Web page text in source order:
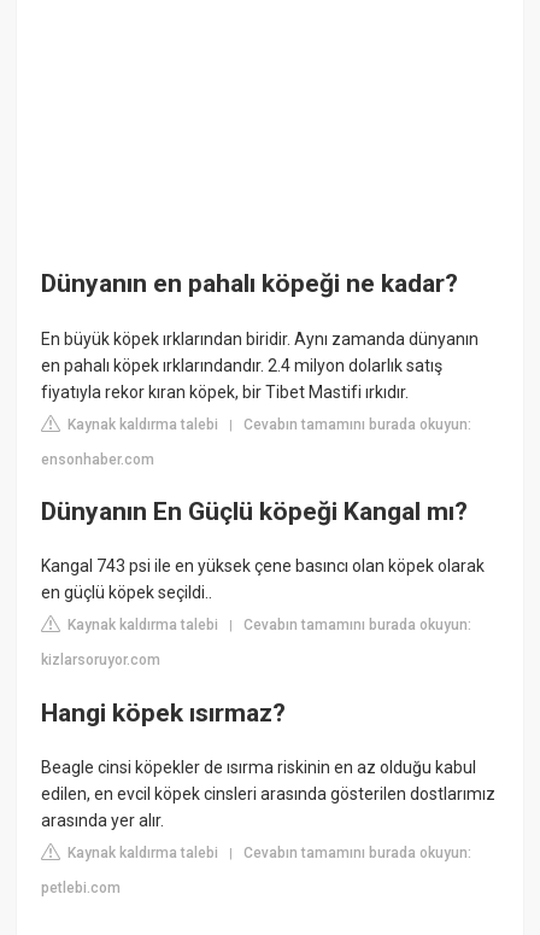
Dünyanın en pahalı köpeği ne kadar?
En büyük köpek ırklarından biridir. Aynı zamanda dünyanın
en pahalı köpek ırklarındandır. 2.4 milyon dolarlık satış
fiyatıyla rekor kıran köpek, bir Tibet Mastifi ırkıdır.
Kaynak kaldırma talebi |Cevabın tamamını burada okuyun:
ensonhaber.com
Dünyanın En Güçlü köpeği Kangal mı?
Kangal 743 psi ile en yüksek çene basıncı olan köpek olarak
en güçlü köpek seçildi..
Kaynak kaldırma talebi |Cevabın tamamını burada okuyun:
kizlarsoruyor.com
Hangi köpek ısırmaz?
Beagle cinsi köpekler de ısırma riskinin en az olduğu kabul
edilen, en evcil köpek cinsleri arasında gösterilen dostlarımız
arasında yer alır.
Kaynak kaldırma talebi |Cevabın tamamını burada okuyun:
petlebi.com